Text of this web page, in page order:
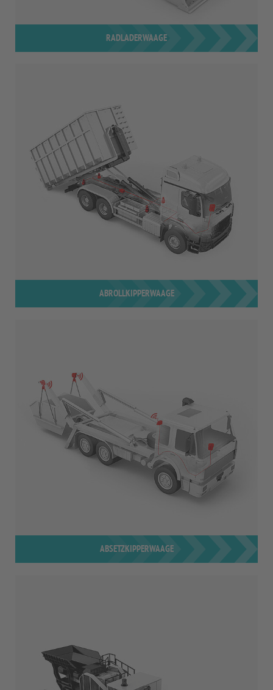
RADLADERWAAGE
ABROLLKIPPERWAAGE
ABSETZKIPPERWAAGE